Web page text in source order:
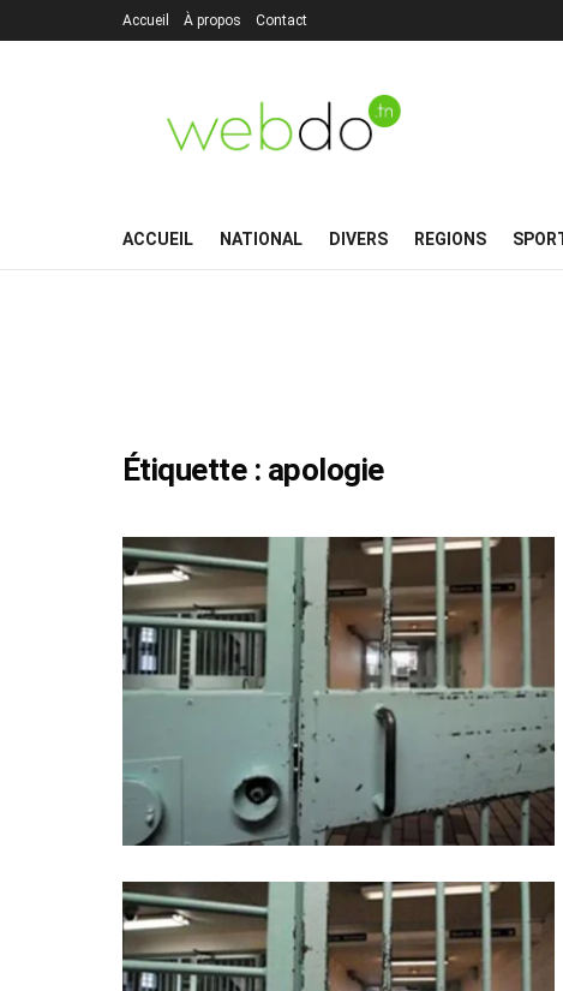
Accueil À propos Contact
ACCUEIL NATIONAL DIVERS REGIONS
Étiquette : apologie